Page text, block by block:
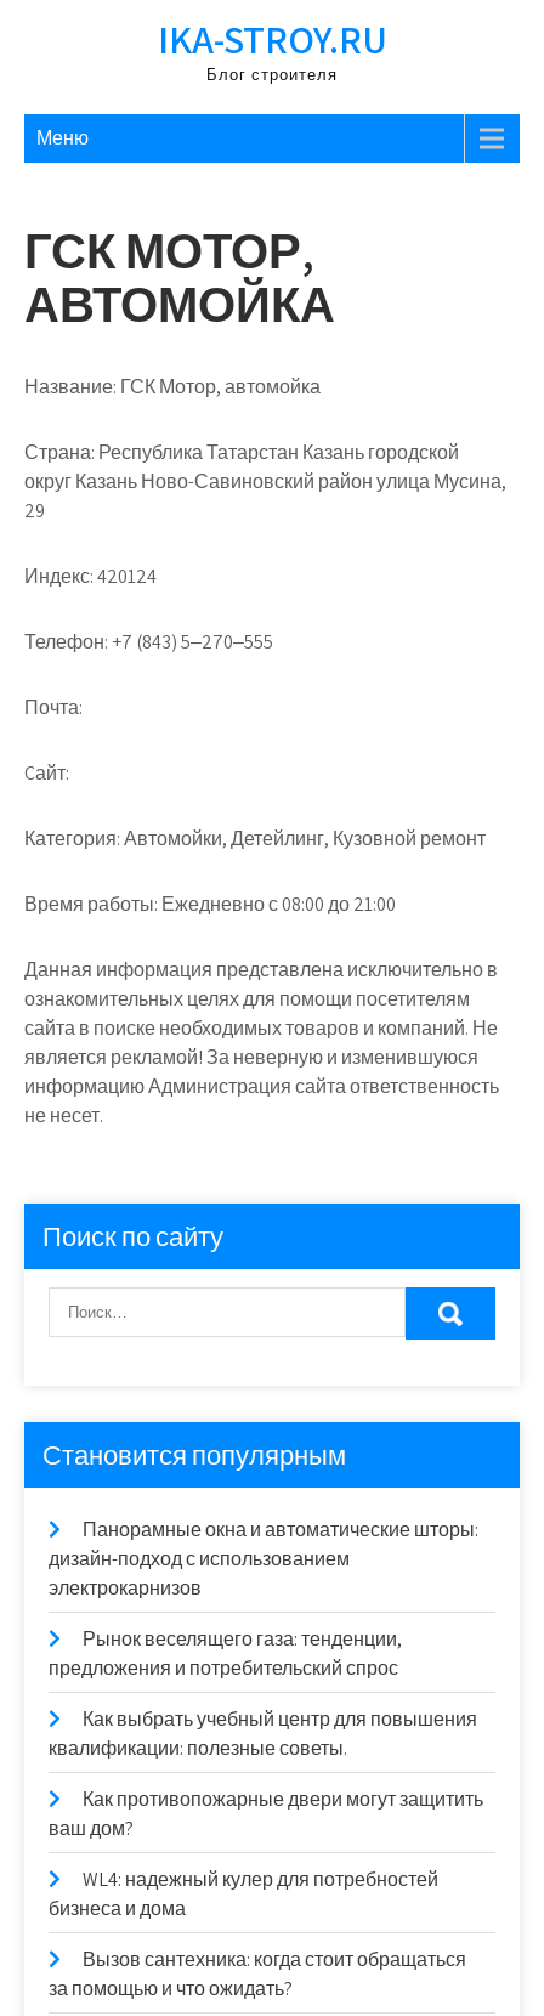
IKA-STROY.RU
Блог строителя
Меню
ГСК МОТОР,
АВТОМОЙКА
Название: ГСК Мотор, автомойка
Страна: Республика Татарстан Казань городской
округ Казань Ново-Савиновский район улица Мусина,
29
Индекс:420124
Телефон: +7 (843) 5‒270‒555
Почта:
Cайт:
Категория:Автомойки, Детейлинг, Кузовной ремонт
Время работы: Ежедневно с 08:00 до 21:00
Данная информация представлена исключительно в
ознакомительных целях для помощи посетителям
сайта в поиске необходимых товаров и компаний. Не
является рекламой! За неверную и изменившуюся
информацию Администрация сайта ответственность
не несет.
Поиск по сайту
Становится популярным
Панорамные окна и автоматические шторы:
дизайн-подход с использованием
электрокарнизов
Рынок веселящего газа: тенденции,
предложения и потребительский спрос
Как выбрать учебный центр для повышения
квалификации: полезные советы.
Как противопожарные двери могут защитить
ваш дом?
WL4: надежный кулер для потребностей
бизнеса и дома
Вызов сантехника: когда стоит обращаться
за помощью и что ожидать?